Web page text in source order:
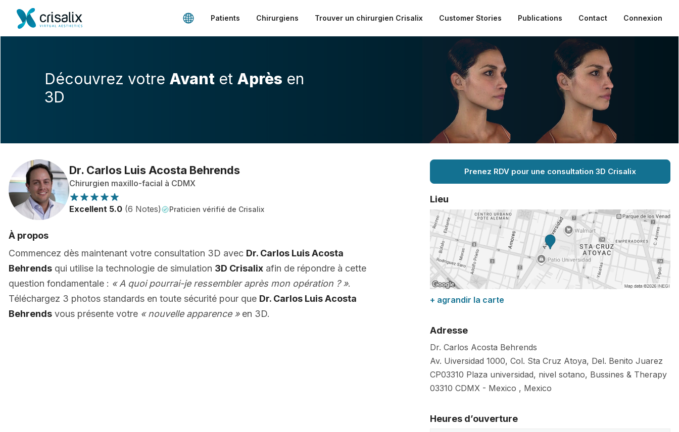
Patients Chirurgiens Trouver un chirurgien Crisalix Customer Stories Publications Contact Connexion
Découvrez votre Avant et Après en
3D
Dr. Carlos Luis Acosta Behrends
Chirurgien maxillo-facial à CDMX
Excellent 5.0 (6 Notes) Praticien vérifié de Crisalix
À propos
Commencez dès maintenant votre consultation 3D avec Dr. Carlos Luis Acosta
Behrends qui utilise la technologie de simulation 3D Crisalix afin de répondre à cette
question fondamentale : « A quoi pourrai-je ressembler après mon opération ? ».
Téléchargez 3 photos standards en toute sécurité pour que Dr. Carlos Luis Acosta
Behrends vous présente votre « nouvelle apparence »en 3D.
Prenez RDV pour une consultation 3D Crisalix
Lieu
+ agrandir la carte
Adresse
Dr. Carlos Acosta Behrends
Av. Uiversidad 1000, Col. Sta Cruz Atoya, Del. Benito Juarez
CP03310 Plaza universidad, nivel sotano, Bussines & Therapy
03310 CDMX - Mexico , Mexico
Heures d’ouverture